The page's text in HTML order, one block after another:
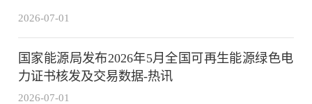
2026-07-01
国家能源局发布2026年5月全国可再生能源绿色电
力证书核发及交易数据-热讯
2026-07-01